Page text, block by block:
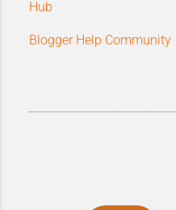
Hub
Blogger Help Community